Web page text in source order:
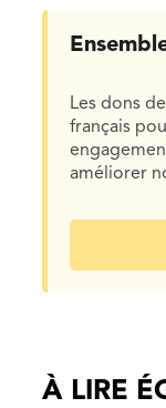
Les dons
français
améliorer
À LIRE